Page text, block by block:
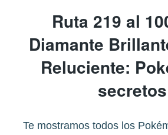
Ruta 219 al
Diamante
Reluciente:
secretos
Te mostramos todos los